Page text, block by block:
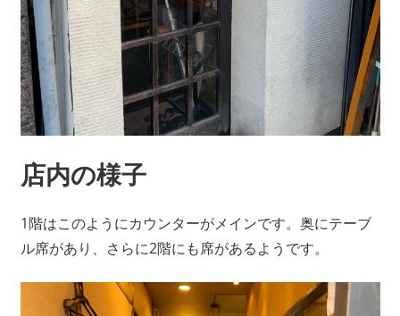
店内の様子
1階はこのようにカウンターがメインです。奥にテーブ
ル席があり、さらに2階にも席があるようです。